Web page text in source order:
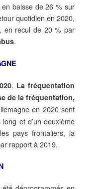
en baisse de 26 % sur
quotidien en 2020,
en recul de 20 % par
.
. La fréquentation
de la fréquentation,
en 2020 sont
et d’un deuxième
pays frontaliers, la
rapport à 2019.